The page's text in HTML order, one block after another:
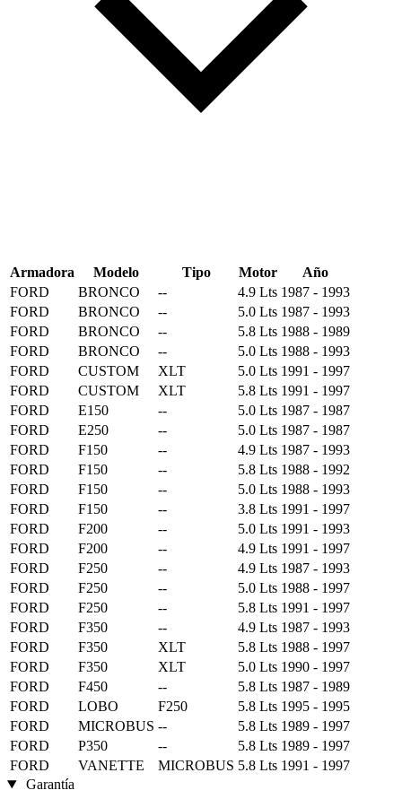
Armadora Modelo Tipo Motor
Año
FORD
BRONCO -- 4.9 Lts 1987 - 1993
FORD
BRONCO -- 5.0 Lts 1987 - 1993
FORD
BRONCO -- 5.8 Lts 1988 - 1989
FORD
BRONCO -- 5.0 Lts 1988 - 1993
FORD
CUSTOM XLT 5.0 Lts 1991 - 1997
FORD
CUSTOM XLT 5.8 Lts 1991 - 1997
FORD
E150 -- 5.0 Lts 1987 - 1987
FORD
E250 -- 5.0 Lts 1987 - 1987
FORD
F150 -- 4.9 Lts 1987 - 1993
FORD
F150 -- 5.8 Lts 1988 - 1992
FORD
F150 -- 5.0 Lts 1988 - 1993
FORD
F150 -- 3.8 Lts 1991 - 1997
FORD
F200 -- 5.0 Lts 1991 - 1993
FORD
F200 -- 4.9 Lts 1991 - 1997
FORD
F250 -- 4.9 Lts 1987 - 1993
FORD
F250 -- 5.0 Lts 1988 - 1997
FORD
F250 -- 5.8 Lts 1991 - 1997
FORD
F350 -- 4.9 Lts 1987 - 1993
FORD
F350 XLT 5.8 Lts 1988 - 1997
FORD
F350 XLT 5.0 Lts 1990 - 1997
FORD
F450 -- 5.8 Lts 1987 - 1989
FORD
LOBO F250 5.8 Lts 1995 - 1995
FORD
MICROBUS -- 5.8 Lts 1989 - 1997
FORD
P350 -- 5.8 Lts 1989 - 1997
FORD
VANETTE MICROBUS 5.8 Lts 1991 - 1997
Garantía